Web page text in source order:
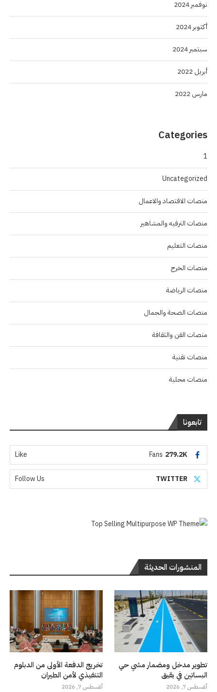
نوفمبر 2024
أكتوبر 2024
سبتمبر 2024
أبريل 2022
مارس 2022
Categories
1
Uncategorized
منصات الاقتصاد والاعمال
منصات الترفيه والمشاهير
منصات التعليم
منصات الخرج
منصات الرياضة
منصات الصحة والجمال
منصات الفن والثقافة
منصات تقنية
منصات محلية
تابعونا
279.2K
Fans
Like
TWITTER
Follow Us
المنشورات الحديثة
تطوير مدخل ومضمار مشي حي
البساتين في بقيق
أغسطس 7, 2026
تخريج الدفعة الأولى من الدبلوم
التنفيذي لأمن الطيران
أغسطس 7, 2026